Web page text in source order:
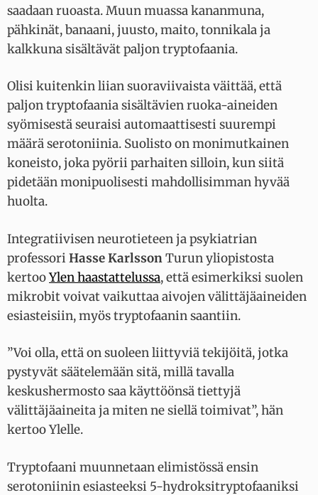
saadaan ruoasta. Muun muassa kananmuna,
pähkinät, banaani, juusto, maito, tonnikala ja
kalkkuna sisältävät paljon tryptofaania.
Olisi kuitenkin liian suoraviivaista väittää, että
paljon tryptofaania sisältävien ruoka-aineiden
syömisestä seuraisi automaattisesti suurempi
määrä serotoniinia. Suolisto on monimutkainen
koneisto, joka pyörii parhaiten silloin, kun siitä
pidetään monipuolisesti mahdollisimman hyvää
huolta.
Integratiivisen neurotieteen ja psykiatrian
professori Hasse KarlssonTurun yliopistosta
kertooYlen haastattelussa, että esimerkiksi suolen
mikrobit voivat vaikuttaa aivojen välittäjäaineiden
esiasteisiin, myös tryptofaanin saantiin.
”Voi olla, että on suoleen liittyviä tekijöitä, jotka
pystyvät säätelemään sitä, millä tavalla
keskushermosto saa käyttöönsä tiettyjä
välittäjäaineita ja miten ne siellä toimivat”, hän
kertoo Ylelle.
Tryptofaani muunnetaan elimistössä ensin
serotoniinin esiasteeksi 5-hydroksitryptofaaniksi